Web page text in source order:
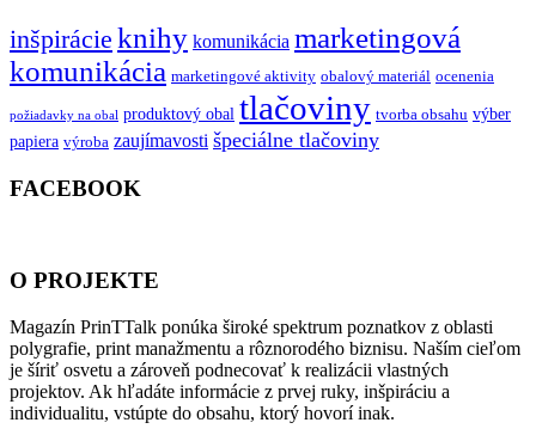
inšpirácie knihy komunikácia marketingová
komunikácia marketingové aktivity obalový materiál ocenenia
požiadavky na obal produktový obal tlačoviny tvorba obsahu výber
papiera výroba zaujímavosti špeciálne tlačoviny
FACEBOOK
O PROJEKTE
Magazín PrinTTalk ponúka široké spektrum poznatkov z oblasti
polygrafie, print manažmentu a rôznorodého biznisu. Naším cieľom
je šíriť osvetu a zároveň podnecovať k realizácii vlastných
projektov. Ak hľadáte informácie z prvej ruky, inšpiráciu a
individualitu, vstúpte do obsahu, ktorý hovorí inak.